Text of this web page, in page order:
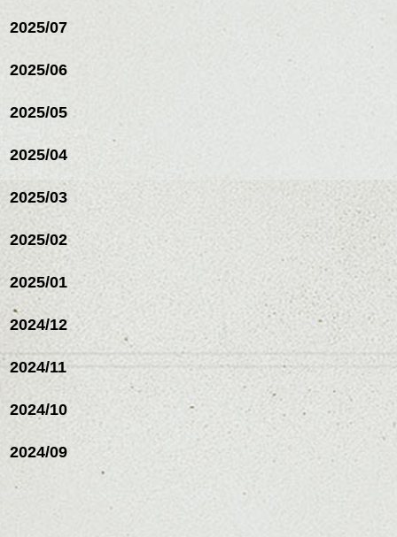
スパ／伸びても目立たない
ルカラー/髪質改善/TOKIOト
ナーカラー/イルミナカラー/
ミニボブ/抜け感ショート/バ
スパ／伸びても目立たない
ヘアカラー/ハイライト/ダブ
ルカラー/髪質改善/TOKIOト
リートメント/ブリーチ/イン
ミニボブ/抜け感ショート/バ
レイヤージュ/縮毛矯
2025/07
2025/06
2025/05
2025/04
2025/03
2025/02
2025/01
2024/12
2024/11
2024/10
2024/09